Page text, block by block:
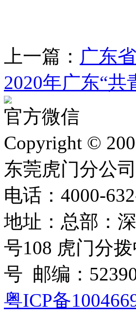
上一篇： 广东
2020年广东“
官方微信
Copyright ©
东莞虎门分公
电话：4000-
地址：总部：
号108 虎门分
号 邮编：
粤ICP备